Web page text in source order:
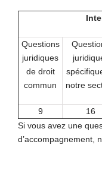
Questions
juridiques
de droit
commun
notre
9 16
Si vous avez une
d’accompagnement,